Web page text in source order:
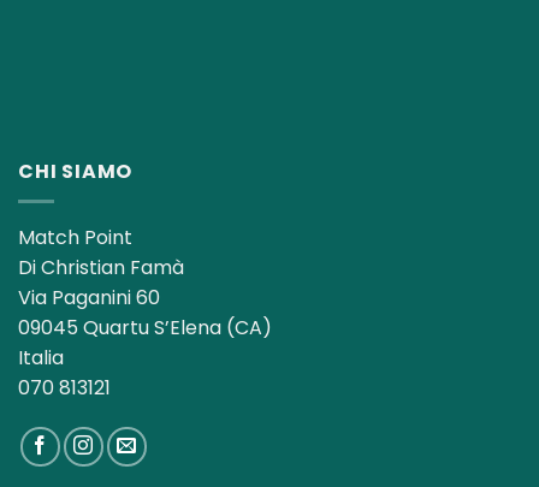
CHI SIAMO
Match Point
Di Christian Famà
Via Paganini 60
09045 Quartu S’Elena (CA)
Italia
070 813121